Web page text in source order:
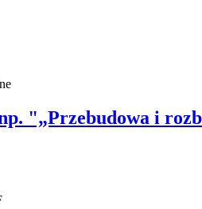
"„Przebudowa i